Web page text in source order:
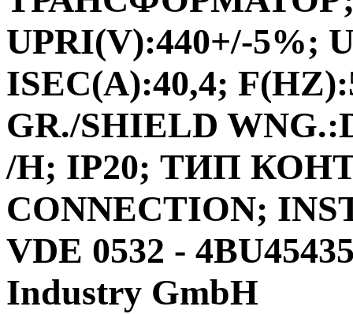
UPRI(V):440+/-5%;
ISEC(A):40,4;
GR./SHIELD
/H; IP20; ТИП
CONNECTION;
VDE 0532 -
Industry GmbH